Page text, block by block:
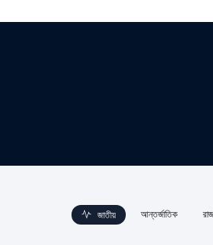
জাতীয় আন্তর্জাতিক